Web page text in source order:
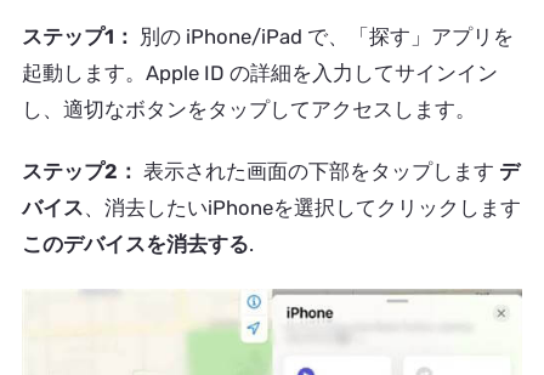
ステップ1： 別の iPhone/iPad で、「探す」アプリを
起動します。Apple ID の詳細を入力してサインイン
し、適切なボタンをタップしてアクセスします。
ステップ2： 表示された画面の下部をタップします デ
バイス、消去したいiPhoneを選択してクリックします
このデバイスを消去する.